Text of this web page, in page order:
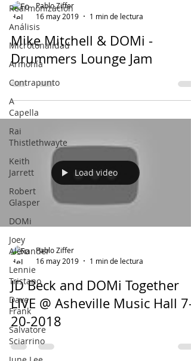
Rearmonización
Análisis
Microtonalidad
Armonía
Contrapunto
A
Capella
Rai
Thistlethwayte
Keith
Jarrett
Robert
Glasper
DOMi
Joey
Alexander
Lennie
Tristano
Dave
Frank
Salvatore
Sciarrino
Pablo Ziffer
16 may 2019
1 min de lectura
Mike Mitchell & DOMi -
Drummers Lounge Jam
Load video
Pablo Ziffer
16 may 2019
1 min de lectura
JD Beck and DOMi Together
LIVE @ Asheville Music Hall 7-
20-2018